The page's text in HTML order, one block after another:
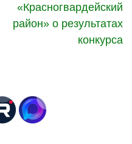
«Красногвардейский
район» о результатах
конкурса